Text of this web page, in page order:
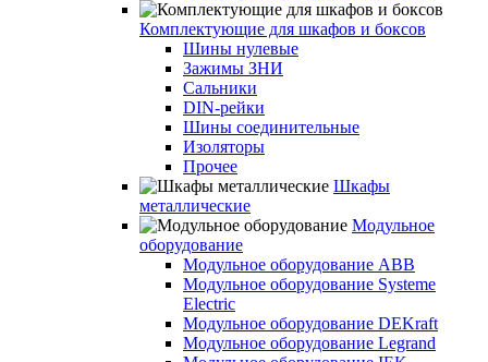
Комплектующие для шкафов и боксов
Шины нулевые
Зажимы ЗНИ
Сальники
DIN-рейки
Шины соединительные
Изоляторы
Прочее
Шкафы
металлические
Модульное
оборудование
Модульное оборудование ABB
Модульное оборудование Systeme
Electric
Модульное оборудование DEKraft
Модульное оборудование Legrand